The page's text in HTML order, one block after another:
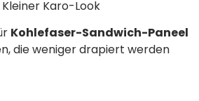
Kleiner Karo-Look
Kohlefaser-Sandwich-Paneel
die weniger drapiert werden